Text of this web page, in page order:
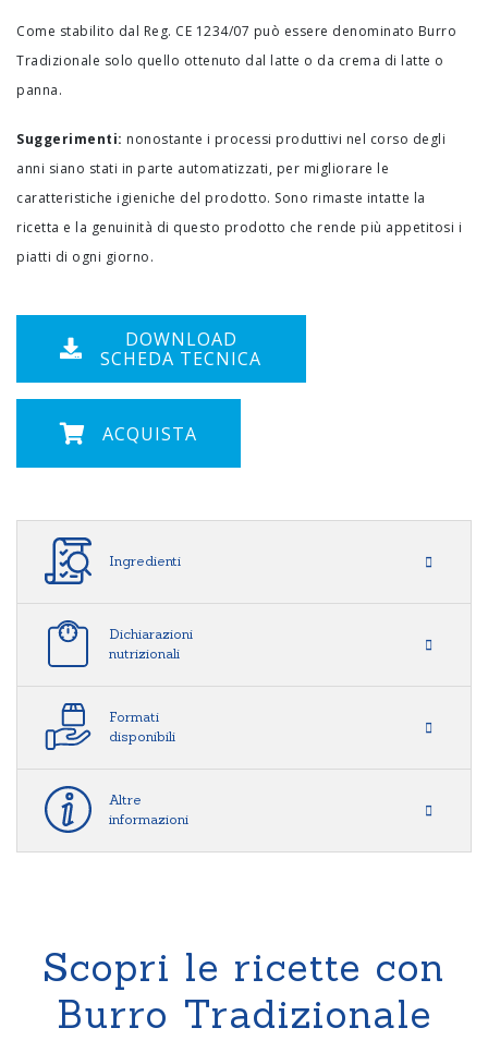
Come stabilito dal Reg. CE 1234/07 può essere denominato Burro
Tradizionale solo quello ottenuto dal latte o da crema di latte o
panna.
Suggerimenti: nonostante i processi produttivi nel corso degli
anni siano stati in parte automatizzati, per migliorare le
caratteristiche igieniche del prodotto. Sono rimaste intatte la
ricetta e la genuinità di questo prodotto che rende più appetitosi i
piatti di ogni giorno.
DOWNLOAD
SCHEDA TECNICA
ACQUISTA
Ingredienti
Dichiarazioni
nutrizionali
Formati
disponibili
Altre
informazioni
Scopri le ricette con
Burro Tradizionale